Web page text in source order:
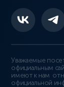
Уважаемые
официальным
имеют к нам
официальной